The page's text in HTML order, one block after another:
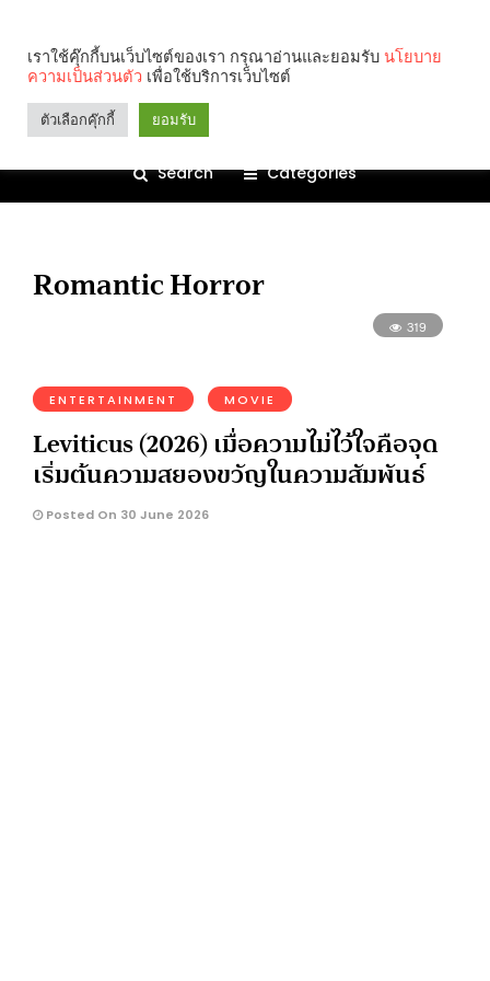
Search Categories
Romantic Horror
319
ENTERTAINMENT MOVIE
Leviticus (2026) เมื่อความไม่ไว้ใจคือจุด
เริ่มต้นความสยองขวัญในความสัมพันธ์
Posted On 30 June 2026
เราใช้คุ๊กกี้บนเว็บไซต์ของเรา กรุณาอ่านและยอมรับ นโยบาย
ความเป็นส่วนตัว เพื่อใช้บริการเว็บไซต์
ตัวเลือกคุ๊กกี้ ยอมรับ